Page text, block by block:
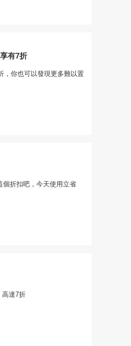
有7折
，你也可以發現更多難以置
個折扣吧，今天使用立省
高達7折